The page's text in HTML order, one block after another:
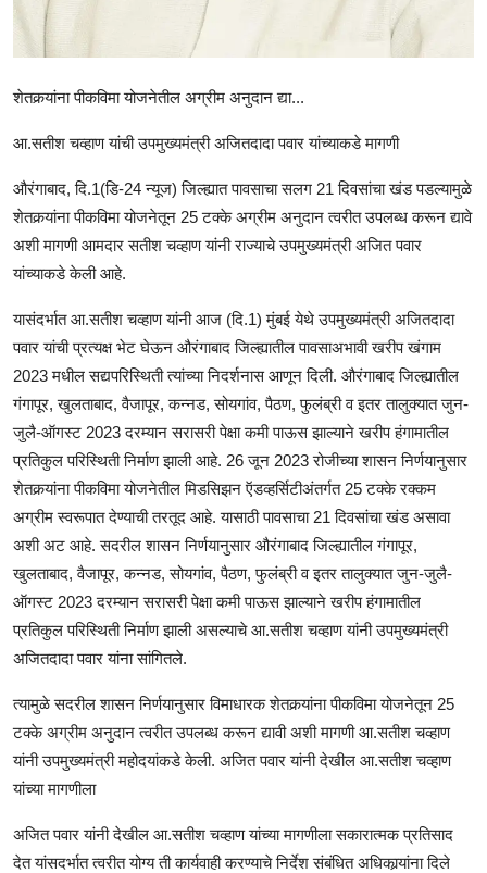
सामाजिक
शेतकर्‍यांना पीकविमा योजनेतील अग्रीम अनुदान द्या...
आ.सतीश चव्हाण यांची उपमुख्यमंत्री अजितदादा पवार यांच्याकडे मागणी
औरंगाबाद, दि.1(डि-24 न्यूज) जिल्ह्यात पावसाचा सलग 21 दिवसांचा खंड पडल्यामुळे
शेतकर्‍यांना पीकविमा योजनेतून 25 टक्के अग्रीम अनुदान त्वरीत उपलब्ध करून द्यावे
अशी मागणी आमदार सतीश चव्हाण यांनी राज्याचे उपमुख्यमंत्री अजित पवार
यांच्याकडे केली आहे.
यासंदर्भात आ.सतीश चव्हाण यांनी आज (दि.1) मुंबई येथे उपमुख्यमंत्री अजितदादा
पवार यांची प्रत्यक्ष भेट घेऊन औरंगाबाद जिल्ह्यातील पावसाअभावी खरीप खंगाम
2023 मधील सद्यपरिस्थिती त्यांच्या निदर्शनास आणून दिली. औरंगाबाद जिल्ह्यातील
गंगापूर, खुलताबाद, वैजापूर, कन्नड, सोयगांव, पैठण, फुलंब्री व इतर तालुक्यात जुन-
जुलै-ऑगस्ट 2023 दरम्यान सरासरी पेक्षा कमी पाऊस झाल्याने खरीप हंगामातील
प्रतिकुल परिस्थिती निर्माण झाली आहे. 26 जून 2023 रोजीच्या शासन निर्णयानुसार
शेतकर्‍यांना पीकविमा योजनेतील मिडसिझन ऍडव्हर्सिटीअंतर्गत 25 टक्के रक्कम
अग्रीम स्वरूपात देण्याची तरतूद आहे. यासाठी पावसाचा 21 दिवसांचा खंड असावा
अशी अट आहे. सदरील शासन निर्णयानुसार औरंगाबाद जिल्ह्यातील गंगापूर,
खुलताबाद, वैजापूर, कन्नड, सोयगांव, पैठण, फुलंब्री व इतर तालुक्यात जुन-जुलै-
ऑगस्ट 2023 दरम्यान सरासरी पेक्षा कमी पाऊस झाल्याने खरीप हंगामातील
प्रतिकुल परिस्थिती निर्माण झाली असल्याचे आ.सतीश चव्हाण यांनी उपमुख्यमंत्री
अजितदादा पवार यांना सांगितले.
त्यामुळे सदरील शासन निर्णयानुसार विमाधारक शेतकर्‍यांना पीकविमा योजनेतून 25
टक्के अग्रीम अनुदान त्वरीत उपलब्ध करून द्यावी अशी मागणी आ.सतीश चव्हाण
यांनी उपमुख्यमंत्री महोदयांकडे केली. अजित पवार यांनी देखील आ.सतीश चव्हाण
यांच्या मागणीला
अजित पवार यांनी देखील आ.सतीश चव्हाण यांच्या मागणीला सकारात्मक प्रतिसाद
देत यांसदर्भात त्वरीत योग्य ती कार्यवाही करण्याचे निर्देश संबंधित अधिकार्‍यांना दिले